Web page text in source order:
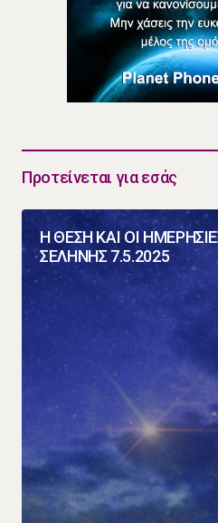
Προτείνεται για εσάς
Η ΘΕΣΗ ΚΑΙ ΟΙ
ΣΕΛΗΝΗΣ 7.5.2025